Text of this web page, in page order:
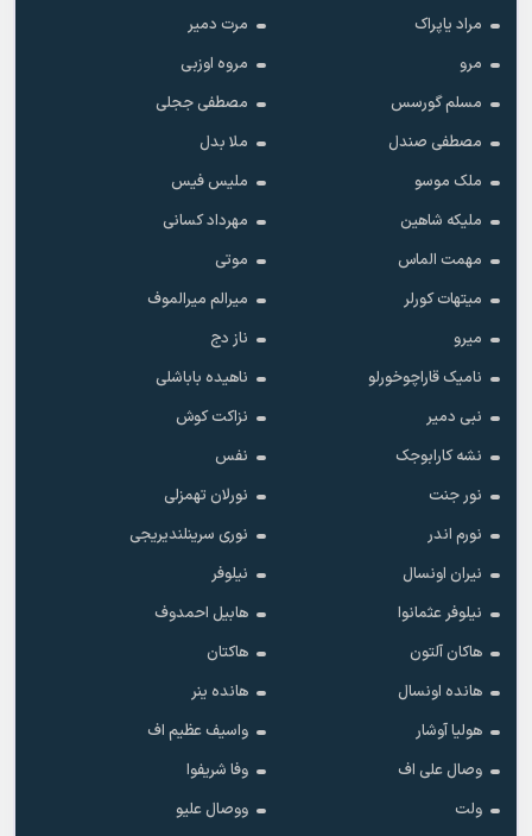
مراد یاپراک
مرت دمیر
مرو
مروه اوزبی
مسلم گورسس
مصطفی ججلی
مصطفی صندل
ملا بدل
ملک موسو
ملیس فیس
ملیکه شاهین
مهرداد کسانی
مهمت الماس
موتی
میتهات کورلر
میرالم میرالموف
میرو
ناز دج
نامیک قاراچوخورلو
ناهیده باباشلی
نبی دمیر
نزاکت کوش
نشه کارابوجک
نفس
نور جنت
نورلان تهمزلی
نورم اندر
نوری سرینلندیریجی
نیران اونسال
نیلوفر
نیلوفر عثمانوا
هابیل احمدوف
هاکان آلتون
هاکتان
هانده اونسال
هانده ینر
هولیا آوشار
واسیف عظیم اف
وصال علی اف
وفا شریفوا
ولت
ووصال علیو